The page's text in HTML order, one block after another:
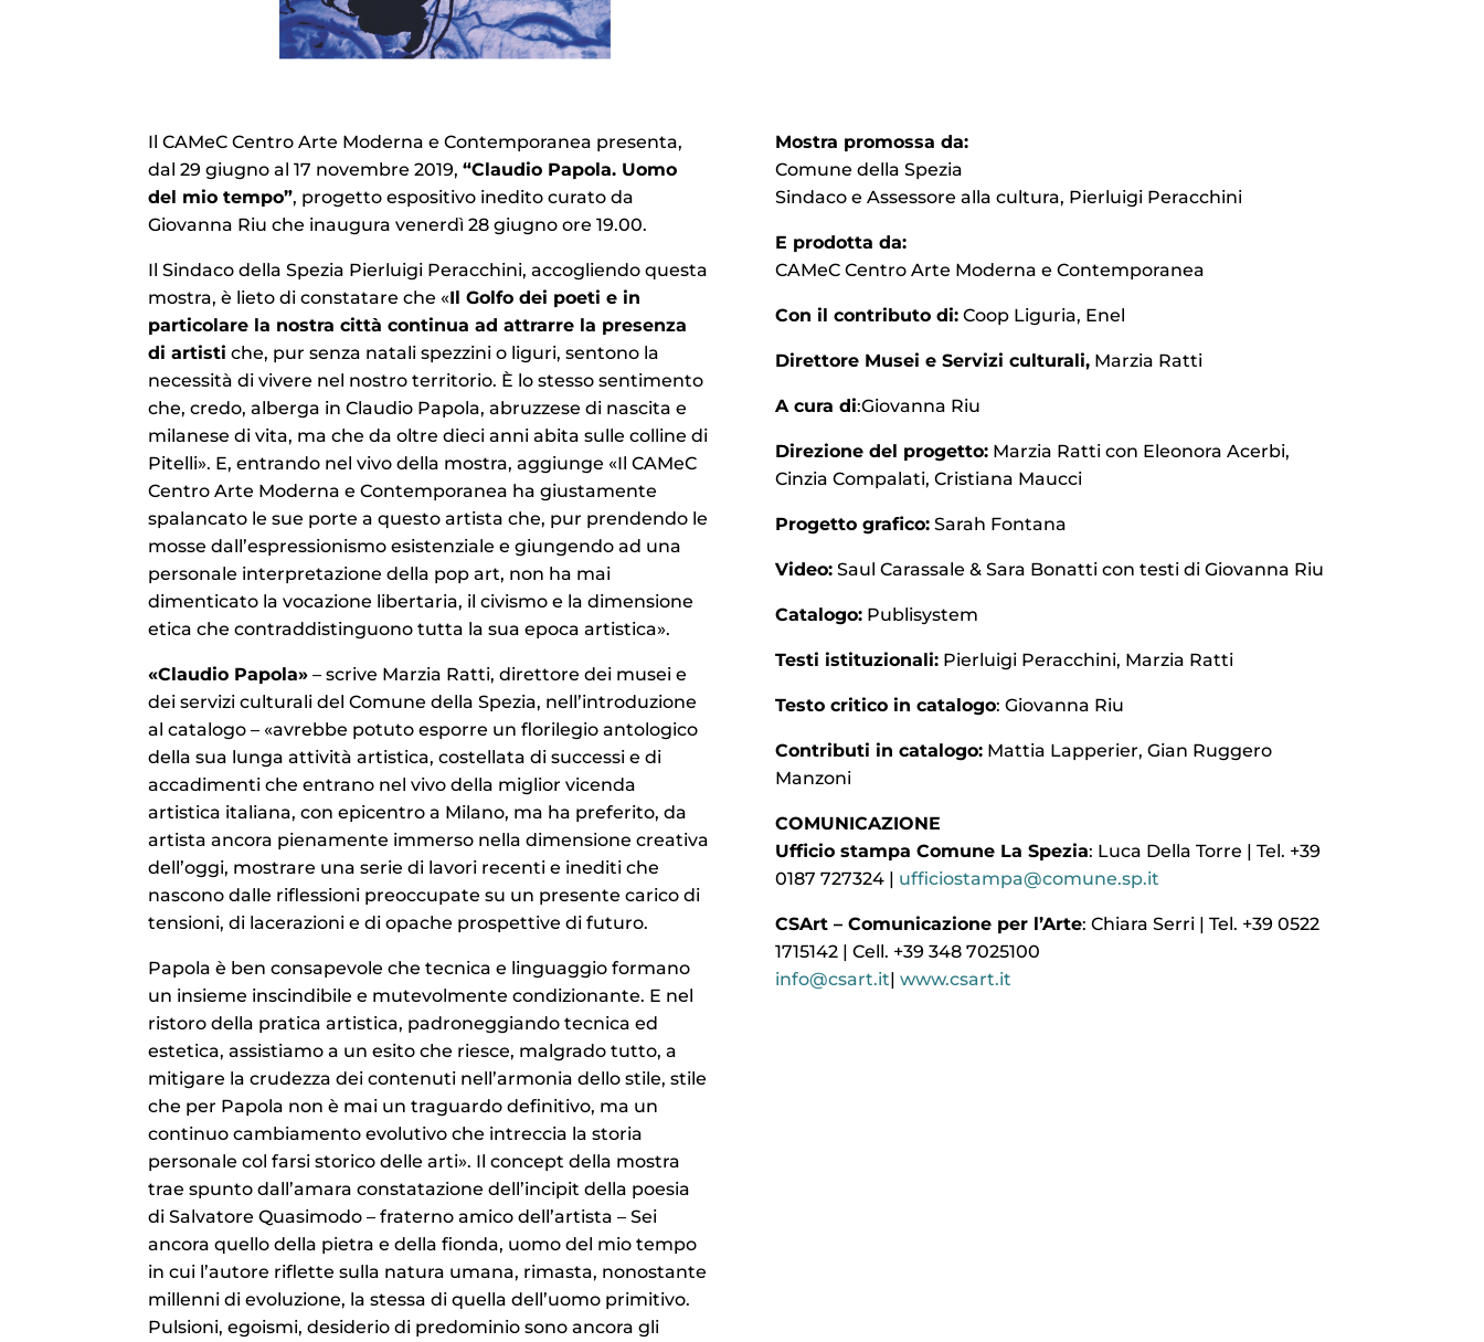
Il CAMeC Centro Arte Moderna e Contemporanea presenta,
dal 29 giugno al 17 novembre 2019,“Claudio Papola. Uomo
del mio tempo”, progetto espositivo inedito curato da
Giovanna Riu che inaugura venerdì 28 giugno ore 19.00.
Il Sindaco della Spezia Pierluigi Peracchini, accogliendo questa
mostra, è lieto di constatare che «Il Golfo dei poeti e in
particolare la nostra città continua ad attrarre la presenza
di artisti che, pur senza natali spezzini o liguri, sentono la
necessità di vivere nel nostro territorio. È lo stesso sentimento
che, credo, alberga in Claudio Papola, abruzzese di nascita e
milanese di vita, ma che da oltre dieci anni abita sulle colline di
Pitelli». E, entrando nel vivo della mostra, aggiunge «Il CAMeC
Centro Arte Moderna e Contemporanea ha giustamente
spalancato le sue porte a questo artista che, pur prendendo le
mosse dall’espressionismo esistenziale e giungendo ad una
personale interpretazione della pop art, non ha mai
dimenticato la vocazione libertaria, il civismo e la dimensione
etica che contraddistinguono tutta la sua epoca artistica».
«Claudio Papola» – scrive Marzia Ratti, direttore dei musei e
dei servizi culturali del Comune della Spezia, nell’introduzione
al catalogo – «avrebbe potuto esporre un florilegio antologico
della sua lunga attività artistica, costellata di successi e di
accadimenti che entrano nel vivo della miglior vicenda
artistica italiana, con epicentro a Milano, ma ha preferito, da
artista ancora pienamente immerso nella dimensione creativa
dell’oggi, mostrare una serie di lavori recenti e inediti che
nascono dalle riflessioni preoccupate su un presente carico di
tensioni, di lacerazioni e di opache prospettive di futuro.
Papola è ben consapevole che tecnica e linguaggio formano
un insieme inscindibile e mutevolmente condizionante. E nel
ristoro della pratica artistica, padroneggiando tecnica ed
estetica, assistiamo a un esito che riesce, malgrado tutto, a
mitigare la crudezza dei contenuti nell’armonia dello stile, stile
che per Papola non è mai un traguardo definitivo, ma un
continuo cambiamento evolutivo che intreccia la storia
personale col farsi storico delle arti». Il concept della mostra
trae spunto dall’amara constatazione dell’incipit della poesia
di Salvatore Quasimodo – fraterno amico dell’artista – Sei
ancora quello della pietra e della fionda, uomo del mio tempo
in cui l’autore riflette sulla natura umana, rimasta, nonostante
millenni di evoluzione, la stessa di quella dell’uomo primitivo.
Pulsioni, egoismi, desiderio di predominio sono ancora gli
Mostra promossa da:
Comune della Spezia
Sindaco e Assessore alla cultura, Pierluigi Peracchini
E prodotta da:
CAMeC Centro Arte Moderna e Contemporanea
Con il contributo di:Coop Liguria, Enel
Direttore Musei e Servizi culturali,Marzia Ratti
A cura di:Giovanna Riu
Direzione del progetto:Marzia Ratti con Eleonora Acerbi,
Cinzia Compalati, Cristiana Maucci
Progetto grafico:Sarah Fontana
Video:Saul Carassale & Sara Bonatti con testi di Giovanna Riu
Catalogo:Publisystem
Testi istituzionali:Pierluigi Peracchini, Marzia Ratti
Testo critico in catalogo: Giovanna Riu
Contributi in catalogo:Mattia Lapperier, Gian Ruggero
Manzoni
COMUNICAZIONE
Ufficio stampa Comune La Spezia: Luca Della Torre | Tel. +39
0187 727324 | ufficiostampa@comune.sp.it
CSArt – Comunicazione per l’Arte: Chiara Serri | Tel. +39 0522
1715142 | Cell. +39 348 7025100
info@csart.it| www.csart.it